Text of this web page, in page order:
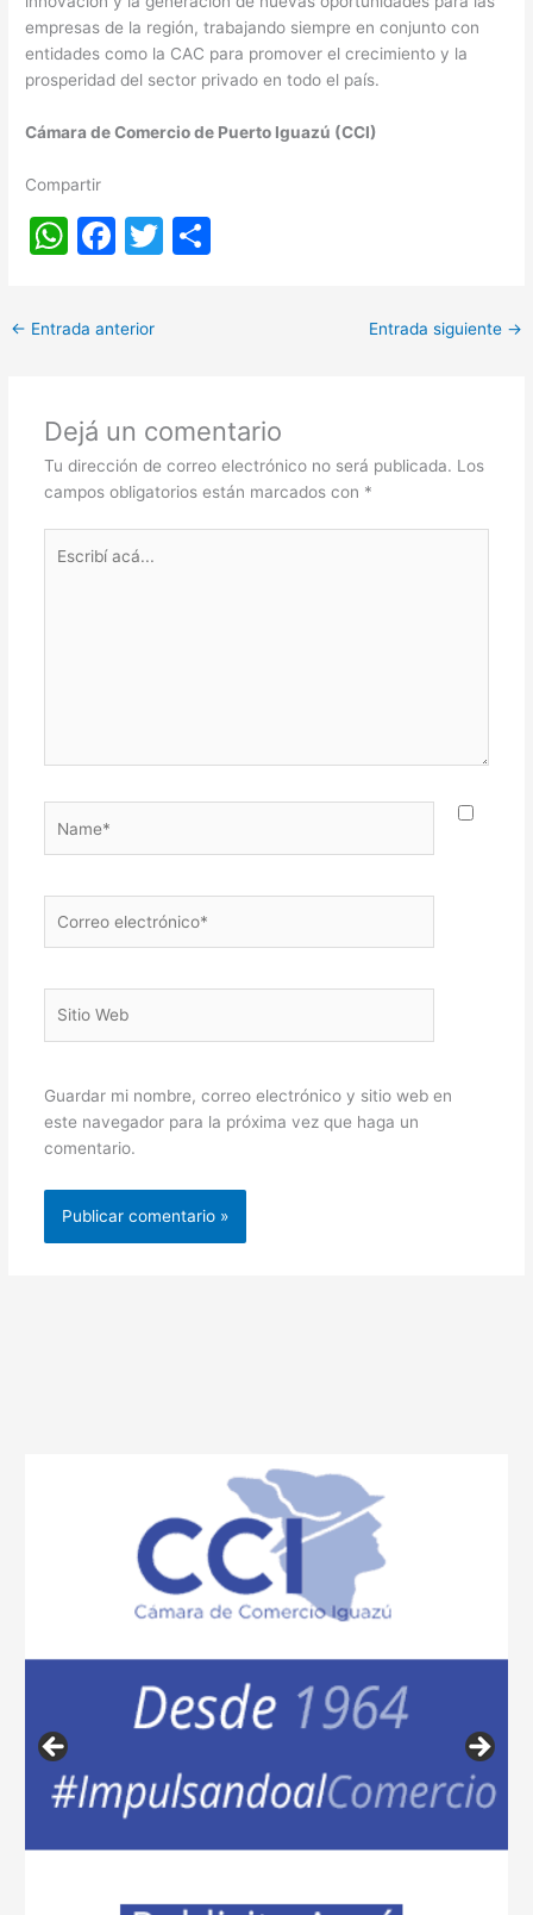
empresas de la región, trabajando siempre en conjunto con
entidades como la CAC para promover el crecimiento y la
prosperidad del sector privado en todo el país.
Cámara de Comercio de Puerto Iguazú (CCI)
Compartir
W
at
s
p
p
F
c
e
o
o
k
T
← Entrada anterior Entrada siguiente →
Dejá un comentario
Tu dirección de correo electrónico no será publicada. Los
campos obligatorios están marcados con *
acá...
electrónico*
Web
Guardar mi nombre, correo electrónico y sitio web en
este navegador para la próxima vez que haga un
comentario.